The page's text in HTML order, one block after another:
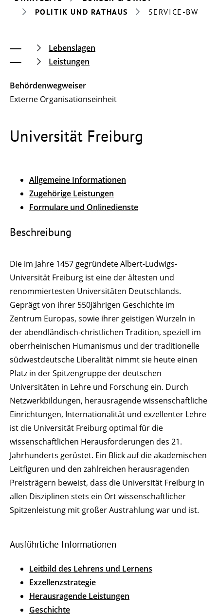
POLITIK UND RATHAUS
SERVICE-BW
Lebenslagen
Leistungen
Behördenwegweiser
Externe Organisationseinheit
Universität Freiburg
Allgemeine Informationen
Zugehörige Leistungen
Formulare und Onlinedienste
Beschreibung
Die im Jahre 1457 gegründete Albert-Ludwigs-
Universität Freiburg ist eine der ältesten und
renommiertesten Universitäten Deutschlands.
Geprägt von ihrer 550jährigen Geschichte im
Zentrum Europas, sowie ihrer geistigen Wurzeln in
der abendländisch-christlichen Tradition, speziell im
oberrheinischen Humanismus und der traditionelle
südwestdeutsche Liberalität nimmt sie heute einen
Platz in der Spitzengruppe der deutschen
Universitäten in Lehre und Forschung ein. Durch
Netzwerkbildungen, herausragende wissenschaftliche
Einrichtungen, Internationalität und exzellenter Lehre
ist die Universität Freiburg optimal für die
wissenschaftlichen Herausforderungen des 21.
Jahrhunderts gerüstet. Ein Blick auf die akademischen
Leitfiguren und den zahlreichen herausragenden
Preisträgern beweist, dass die Universität Freiburg in
allen Disziplinen stets ein Ort wissenschaftlicher
Spitzenleistung mit großer Austrahlung war und ist.
Ausführliche Informationen
Leitbild des Lehrens und Lernens
Exzellenzstrategie
Herausragende Leistungen
Geschichte